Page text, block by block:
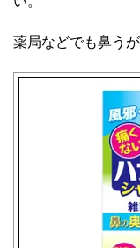
薬局などでも鼻う